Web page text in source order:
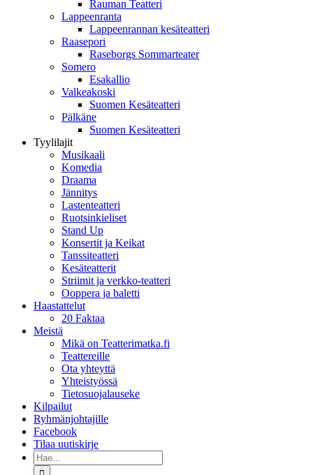
Rauman Teatteri
Lappeenranta
Lappeenrannan kesäteatteri
Raasepori
Raseborgs Sommarteater
Somero
Esakallio
Valkeakoski
Suomen Kesäteatteri
Pälkäne
Suomen Kesäteatteri
Tyylilajit
Musikaali
Komedia
Draama
Jännitys
Lastenteatteri
Ruotsinkieliset
Stand Up
Konsertit ja Keikat
Tanssiteatteri
Kesäteatterit
Striimit ja verkko-teatteri
Ooppera ja baletti
Haastattelut
20 Faktaa
Meistä
Mikä on Teatterimatka.fi
Teattereille
Ota yhteyttä
Yhteistyössä
Tietosuojalauseke
Kilpailut
Ryhmänjohtajille
Facebook
Tilaa uutiskirje
Etsi
...